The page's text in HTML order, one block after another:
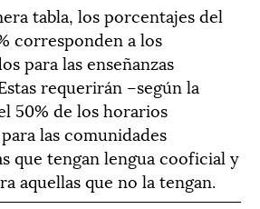
tabla, los porcentajes del
corresponden a los
para las enseñanzas
requerirán –según la
50% de los horarios
las comunidades
que tengan lengua cooficial y
aquellas que no la tengan.